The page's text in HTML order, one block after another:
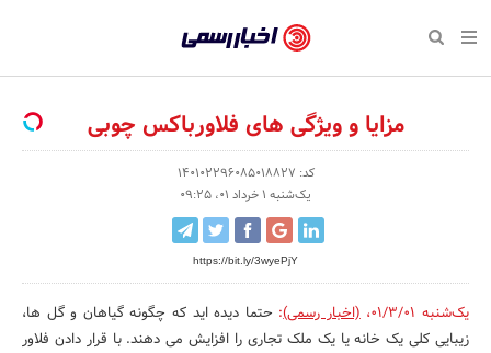
رسمی
-
اخبار
شده
سازمان‌ها
و
بازگشت
صفحه نخست پایگاه خبری صفحه نخست اقتصادی
تجارت و بازار
صنعت و تولید
صفحه نخست اجتماعی
علم و آموزش
گردشگری و میراث فرهنگی
صفحه نخست فرهنگی
رسانه‌ها
هنرهای تجسمی
صفحه نخست ورزش
تازه‌های ورزش
سبک زندگی
صفحه نخست سبک زندگی
سلامت و زیبایی
دکوراسیون و منزل
صفحه نخست رویداد
حراج و تخفیف
مزایا و ویژگی های فلاورباکس چوبی
کد: 140102296085018827
یک‌شنبه 1 خرداد 01، 09:25
https://bit.ly/3wyePjY
یک‌شنبه 01/3/01 ،(اخبار رسمی): حتما دیده اید که چگونه گیاهان و گل ها،
زیبایی کلی یک خانه یا یک ملک تجاری را افزایش می دهند. با قرار دادن فلاور